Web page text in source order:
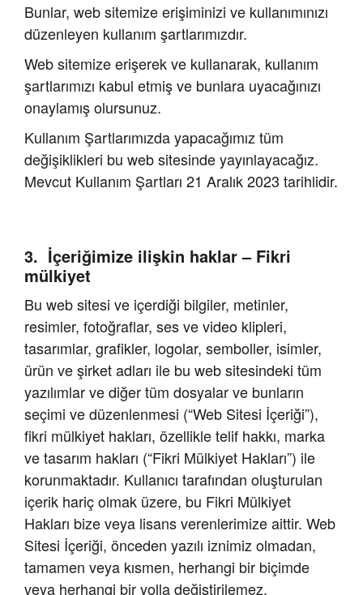
Bunlar, web sitemize erişiminizi ve kullanımınızı
düzenleyen kullanım şartlarımızdır.
Web sitemize erişerek ve kullanarak, kullanım
şartlarımızı kabul etmiş ve bunlara uyacağınızı
onaylamış olursunuz.
Kullanım Şartlarımızda yapacağımız tüm
değişiklikleri bu web sitesinde yayınlayacağız.
Mevcut Kullanım Şartları 21 Aralık 2023 tarihlidir.
İçeriğimize ilişkin haklar – Fikri
mülkiyet
Bu web sitesi ve içerdiği bilgiler, metinler,
resimler, fotoğraflar, ses ve video klipleri,
tasarımlar, grafikler, logolar, semboller, isimler,
ürün ve şirket adları ile bu web sitesindeki tüm
yazılımlar ve diğer tüm dosyalar ve bunların
seçimi ve düzenlenmesi (“Web Sitesi İçeriği”),
fikri mülkiyet hakları, özellikle telif hakkı, marka
ve tasarım hakları (“Fikri Mülkiyet Hakları”) ile
korunmaktadır. Kullanıcı tarafından oluşturulan
içerik hariç olmak üzere, bu Fikri Mülkiyet
Hakları bize veya lisans verenlerimize aittir. Web
Sitesi İçeriği, önceden yazılı iznimiz olmadan,
tamamen veya kısmen, herhangi bir biçimde
veya herhangi bir yolla değiştirilemez,